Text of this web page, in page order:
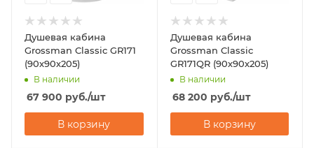
Душевая кабина
Grossman Classic GR171
(90х90х205)
В наличии
67 900 руб./шт
В корзину
Душевая кабина
Grossman Classic
GR171QR (90х90х205)
В наличии
68 200 руб./шт
В корзину